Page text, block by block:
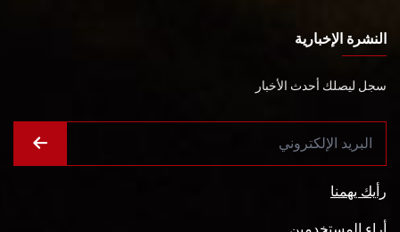
النشرة الإخبارية
سجل ليصلك أحدث الأخبار
رأيك يهمنا
أراء المستخدمين